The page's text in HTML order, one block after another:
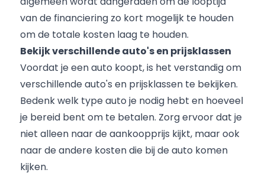
van de financiering zo kort mogelijk te houden
om de totale kosten laag te houden.
Bekijk verschillende auto's en prijsklassen
Voordat je een auto koopt, is het verstandig om
verschillende auto's en prijsklassen te bekijken.
Bedenk welk type auto je nodig hebt en hoeveel
je bereid bent om te betalen. Zorg ervoor dat je
niet alleen naar de aankoopprijs kijkt, maar ook
naar de andere kosten die bij de auto komen
kijken.